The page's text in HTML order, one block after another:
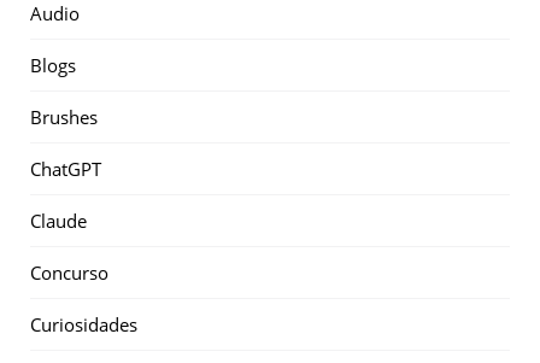
Audio
Blogs
Brushes
ChatGPT
Claude
Concurso
Curiosidades